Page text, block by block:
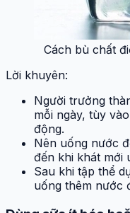
Cách bù chất
Lời khuyên:
Người trưởng
mỗi ngày, tùy
động.
Nên uống nước
đến khi khát mới
Sau khi tập thể
uống thêm nước